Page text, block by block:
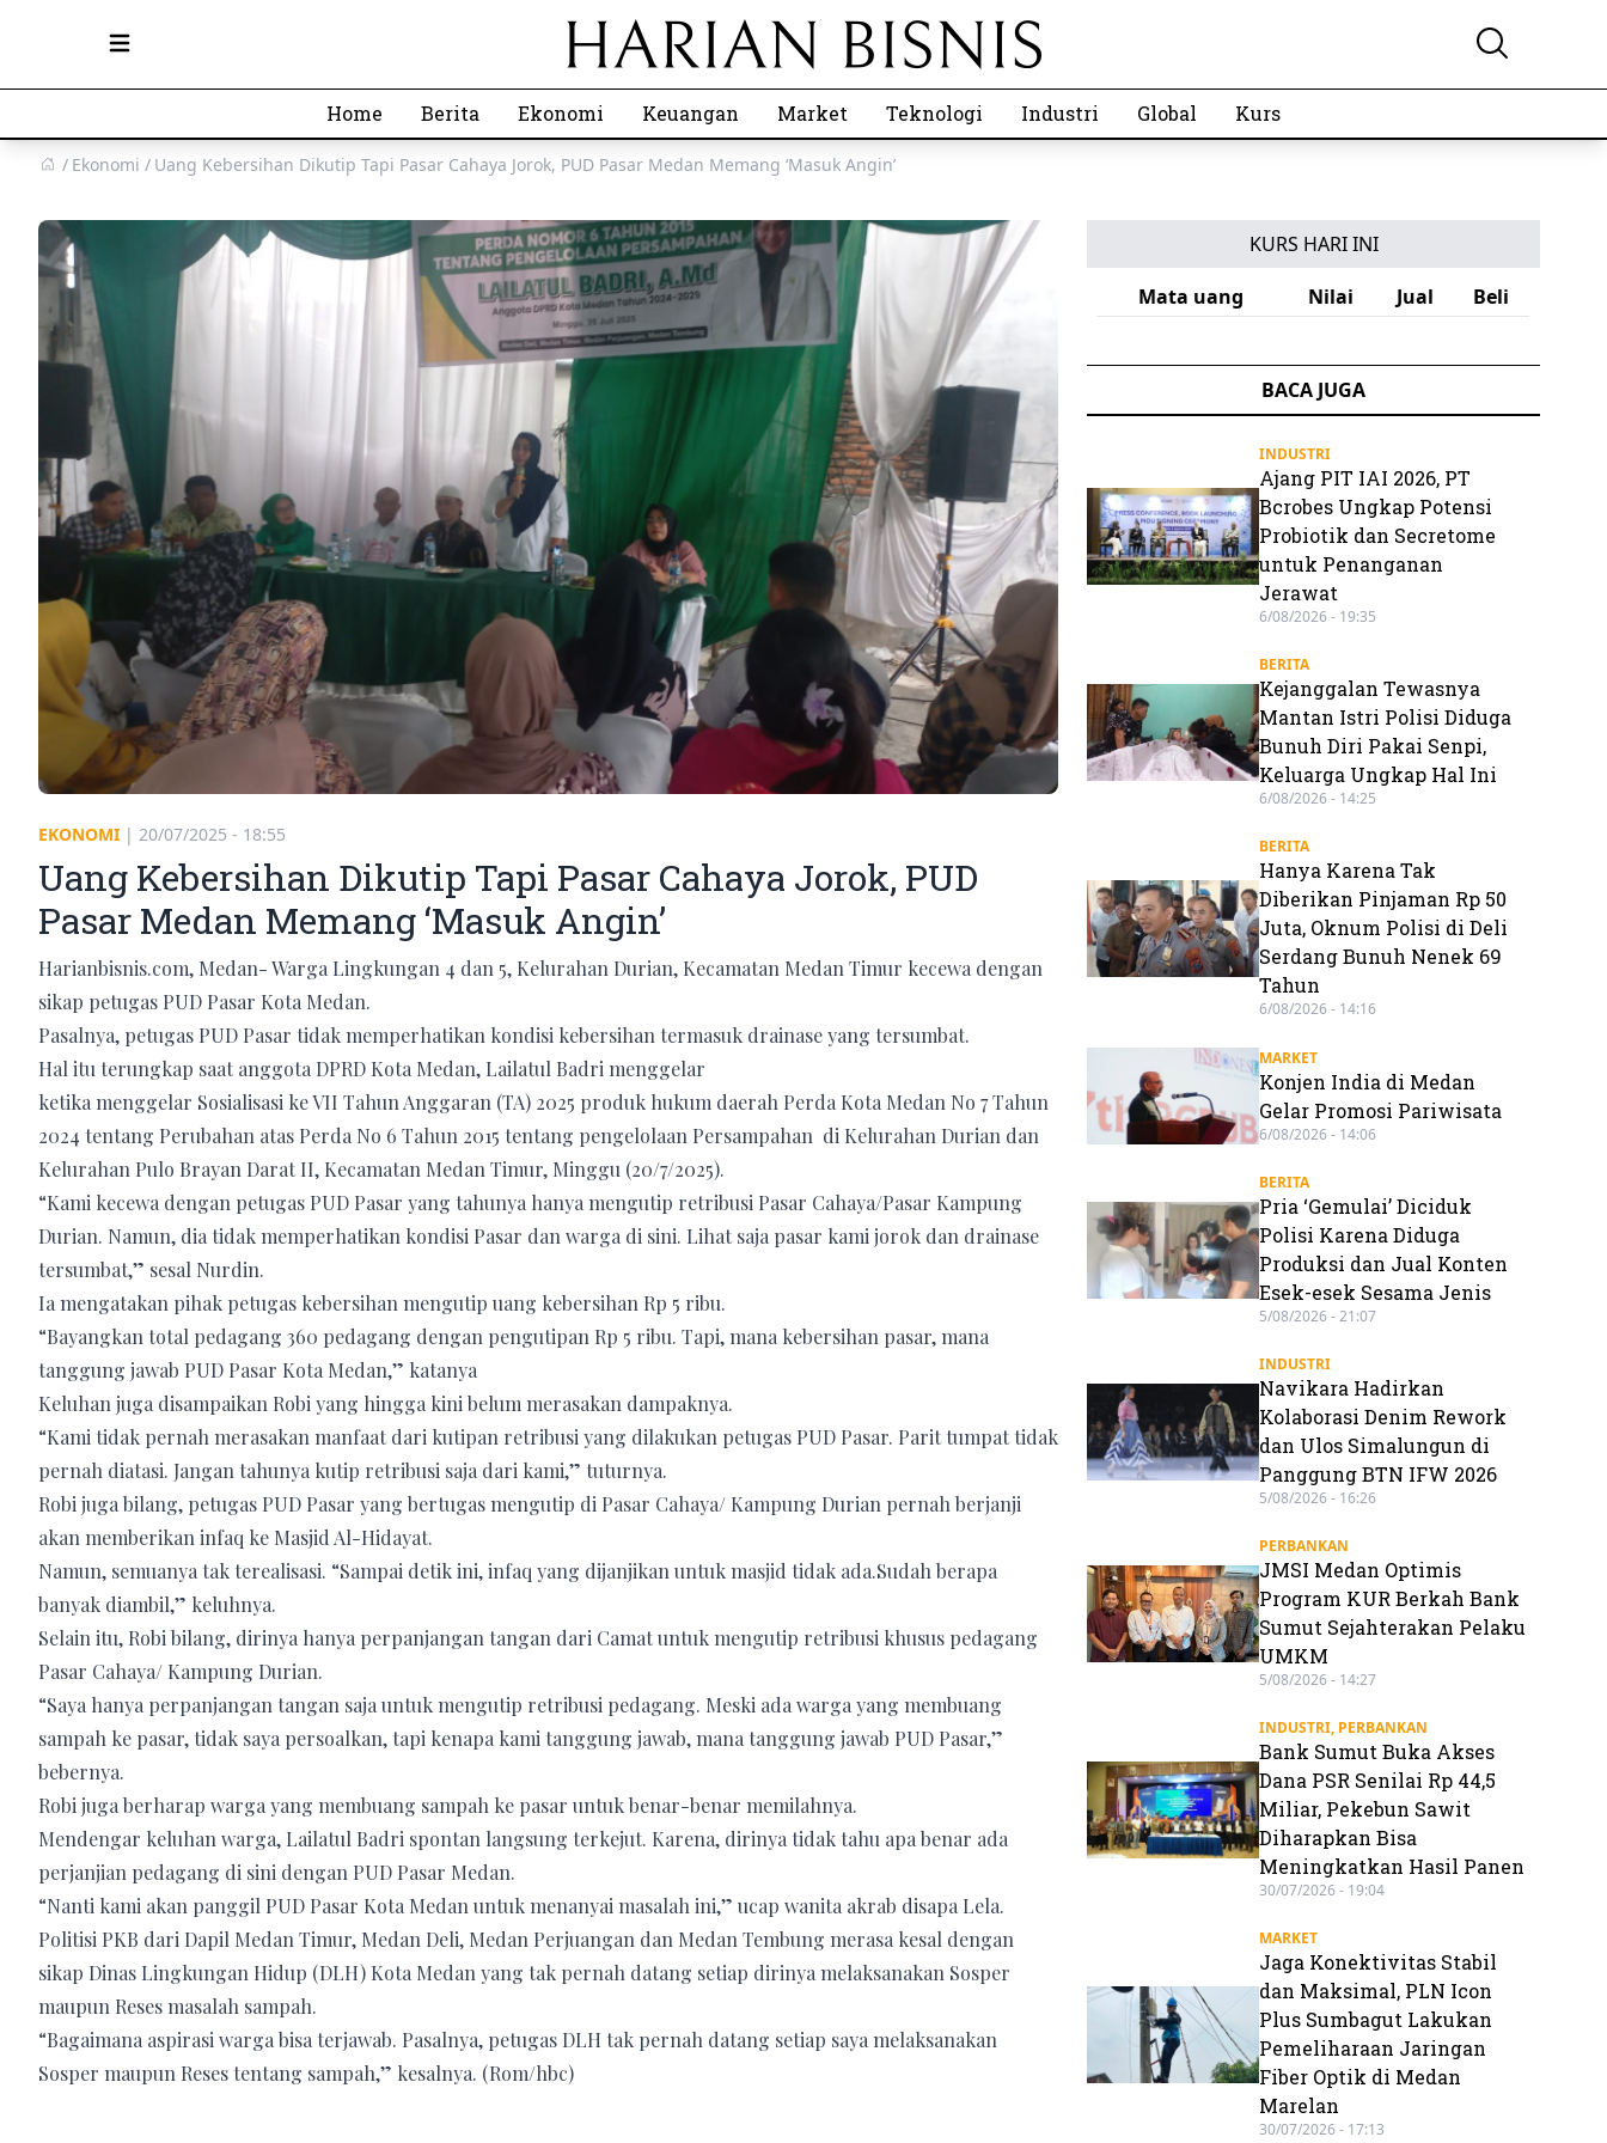
Open main menu
Home Berita Ekonomi Keuangan Market Teknologi Industri Global Kurs
Ekonomi Uang Kebersihan Dikutip Tapi Pasar Cahaya Jorok, PUD Pasar Medan Memang ‘Masuk Angin’
EKONOMI | 20/07/2025 - 18:55
Uang Kebersihan Dikutip Tapi Pasar Cahaya Jorok, PUD
Pasar Medan Memang ‘Masuk Angin’
Harianbisnis.com, Medan- Warga Lingkungan 4 dan 5, Kelurahan Durian, Kecamatan Medan Timur kecewa dengan
sikap petugas PUD Pasar Kota Medan.
Pasalnya, petugas PUD Pasar tidak memperhatikan kondisi kebersihan termasuk drainase yang tersumbat.
Hal itu terungkap saat anggota DPRD Kota Medan, Lailatul Badri menggelar
ketika menggelar Sosialisasi ke VII Tahun Anggaran (TA) 2025 produk hukum daerah Perda Kota Medan No 7 Tahun
2024 tentang Perubahan atas Perda No 6 Tahun 2015 tentang pengelolaan Persampahan di Kelurahan Durian dan
Kelurahan Pulo Brayan Darat II, Kecamatan Medan Timur, Minggu (20/7/2025).
“Kami kecewa dengan petugas PUD Pasar yang tahunya hanya mengutip retribusi Pasar Cahaya/Pasar Kampung
Durian. Namun, dia tidak memperhatikan kondisi Pasar dan warga di sini. Lihat saja pasar kami jorok dan drainase
tersumbat,” sesal Nurdin.
Ia mengatakan pihak petugas kebersihan mengutip uang kebersihan Rp 5 ribu.
“Bayangkan total pedagang 360 pedagang dengan pengutipan Rp 5 ribu. Tapi, mana kebersihan pasar, mana
tanggung jawab PUD Pasar Kota Medan,” katanya
Keluhan juga disampaikan Robi yang hingga kini belum merasakan dampaknya.
“Kami tidak pernah merasakan manfaat dari kutipan retribusi yang dilakukan petugas PUD Pasar. Parit tumpat tidak
pernah diatasi. Jangan tahunya kutip retribusi saja dari kami,” tuturnya.
Robi juga bilang, petugas PUD Pasar yang bertugas mengutip di Pasar Cahaya/ Kampung Durian pernah berjanji
akan memberikan infaq ke Masjid Al-Hidayat.
Namun, semuanya tak terealisasi. “Sampai detik ini, infaq yang dijanjikan untuk masjid tidak ada.Sudah berapa
banyak diambil,” keluhnya.
Selain itu, Robi bilang, dirinya hanya perpanjangan tangan dari Camat untuk mengutip retribusi khusus pedagang
Pasar Cahaya/ Kampung Durian.
“Saya hanya perpanjangan tangan saja untuk mengutip retribusi pedagang. Meski ada warga yang membuang
sampah ke pasar, tidak saya persoalkan, tapi kenapa kami tanggung jawab, mana tanggung jawab PUD Pasar,”
bebernya.
Robi juga berharap warga yang membuang sampah ke pasar untuk benar-benar memilahnya.
Mendengar keluhan warga, Lailatul Badri spontan langsung terkejut. Karena, dirinya tidak tahu apa benar ada
perjanjian pedagang di sini dengan PUD Pasar Medan.
“Nanti kami akan panggil PUD Pasar Kota Medan untuk menanyai masalah ini,” ucap wanita akrab disapa Lela.
Politisi PKB dari Dapil Medan Timur, Medan Deli, Medan Perjuangan dan Medan Tembung merasa kesal dengan
sikap Dinas Lingkungan Hidup (DLH) Kota Medan yang tak pernah datang setiap dirinya melaksanakan Sosper
maupun Reses masalah sampah.
“Bagaimana aspirasi warga bisa terjawab. Pasalnya, petugas DLH tak pernah datang setiap saya melaksanakan
Sosper maupun Reses tentang sampah,” kesalnya. (Rom/hbc)
KURS HARI INI
Mata uang
Nilai Jual Beli
BACA JUGA
INDUSTRI
Ajang PIT IAI 2026, PT
Bcrobes Ungkap Potensi
Probiotik dan Secretome
untuk Penanganan
Jerawat
6/08/2026 - 19:35
BERITA
Kejanggalan Tewasnya
Mantan Istri Polisi Diduga
Bunuh Diri Pakai Senpi,
Keluarga Ungkap Hal Ini
6/08/2026 - 14:25
BERITA
Hanya Karena Tak
Diberikan Pinjaman Rp 50
Juta, Oknum Polisi di Deli
Serdang Bunuh Nenek 69
Tahun
6/08/2026 - 14:16
MARKET
Konjen India di Medan
Gelar Promosi Pariwisata
6/08/2026 - 14:06
BERITA
Pria ‘Gemulai’ Diciduk
Polisi Karena Diduga
Produksi dan Jual Konten
Esek-esek Sesama Jenis
5/08/2026 - 21:07
INDUSTRI
Navikara Hadirkan
Kolaborasi Denim Rework
dan Ulos Simalungun di
Panggung BTN IFW 2026
5/08/2026 - 16:26
PERBANKAN
JMSI Medan Optimis
Program KUR Berkah Bank
Sumut Sejahterakan Pelaku
UMKM
5/08/2026 - 14:27
INDUSTRI, PERBANKAN
Bank Sumut Buka Akses
Dana PSR Senilai Rp 44,5
Miliar, Pekebun Sawit
Diharapkan Bisa
Meningkatkan Hasil Panen
30/07/2026 - 19:04
MARKET
Jaga Konektivitas Stabil
dan Maksimal, PLN Icon
Plus Sumbagut Lakukan
Pemeliharaan Jaringan
Fiber Optik di Medan
Marelan
30/07/2026 - 17:13